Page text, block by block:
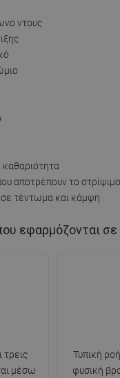
ντους
καθαριότητα
αποτρέπουν το στρίψιμο
σε τέντωμα και κάμψη
εφαρμόζονται
τρεις
μέσω
Τυπική
φυσική